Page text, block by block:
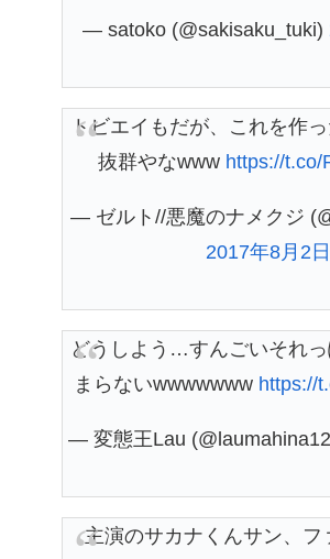
— satoko (@sakisaku_tuki)
トビエイもだが、これを作
抜群やなwww https://t.co/
— ゼルト//悪魔のナメクジ
2017年8月2日
どうしよう…すんごいそれ
まらないwwwwwww https://
— 変態王Lau
主演のサカナくんサン、フ